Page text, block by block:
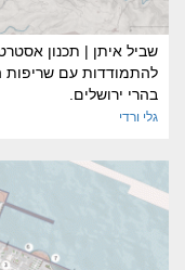
שביל איתן | תכנון
להתמודדות עם שריפות
בהרי ירושלים.
גלי ורדי